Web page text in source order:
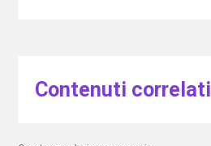
Contenuti correlati